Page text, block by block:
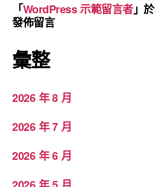
「WordPress 示範留言者」於
發佈留言
彙整
2026 年 8 月
2026 年 7 月
2026 年 6 月